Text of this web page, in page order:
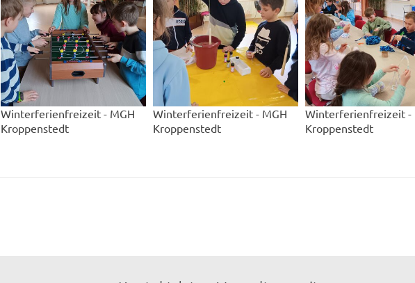
Winterferienfreizeit - MGH
Kroppenstedt
Winterferienfreizeit - MGH
Kroppenstedt
Winterferienfreizeit -
Kroppenstedt